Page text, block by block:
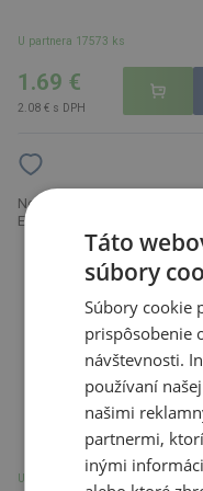
U partnera 17573 ks
1.69 €
2.08 € s DPH
Nerezová záhradná lopatka
Emmeline, hnedá
U partnera 3552 ks
Táto
súbory
Súbory cookie
prispôsobenie
návštevnosti.
používaní
našimi
partnermi,
inými